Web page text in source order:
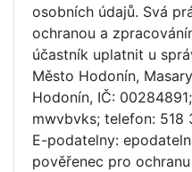
osobních údajů. Svá
ochranou a
účastník uplatnit u
Město Hodonín,
Hodonín, IČ:
mwvbvks; telefon: 518
E-podatelny:
pověřenec pro